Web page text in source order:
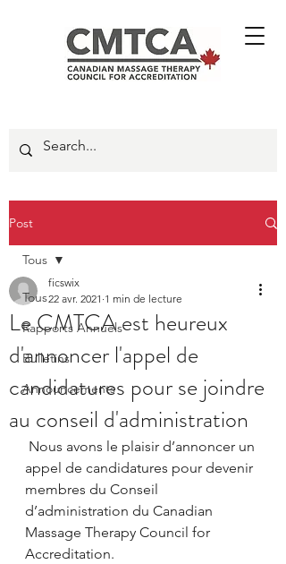
Post
Tous
Rapports Annuels
Bulletins
Announcements
Tous
Le CMTCA est heureux
d'annoncer l'appel de
candidatures pour se joindre
au conseil d'administration
ficswix
22 avr. 2021 1 min de lecture
appel de candidatures pour devenir
membres du Conseil
d’administration du Canadian
Massage Therapy Council for
Accreditation.